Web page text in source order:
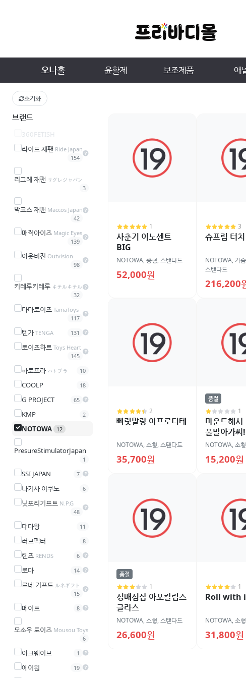
오나홀 윤활제 보조제품 애
초기화
브랜드
360FETISH
라이드 재팬 Ride Japan
154
리그레 재팬 リグレジャパン
3
막코스 재팬 Maccos Japan
42
매직아이즈 Magic Eyes
139
아웃비전 Outvision
98
키테루키테루 キテルキテル
32
타마토이즈 TamaToys
117
텐가 TENGA 131
토이즈하트 Toys Heart
145
하토프라 ハトプラ 10
COOLP 18
G PROJECT 65
KMP 2
NOTOWA 12
PresureStimulatorJapan
1
SSI JAPAN 7
나기사 이쿠노 6
닛포리기프트 N.P.G
48
대마왕 11
러브팩터 8
렌즈 RENDS 6
로마 14
르네 기프트 ルネギフト
15
메이트 8
모소우 토이즈 Mousou Toys
6
아크웨이브 1
에이원 19
1
사춘기 이노센트
BIG
NOTOWA,중형,스탠다드
52,000원
3
슈프림 터치
NOTOWA, 가
스탠다드
216,200
2
빠릿말랑 아프로디테
NOTOWA,소형,스탠다드
35,700원
품절
1
마운트해서
풀발아가씨!
NOTOWA,소형
15,200원
품절
1
성배섬삽 아포칼립스
글라스
NOTOWA,소형,스탠다드
26,600원
1
Roll with
NOTOWA,소형
31,800원